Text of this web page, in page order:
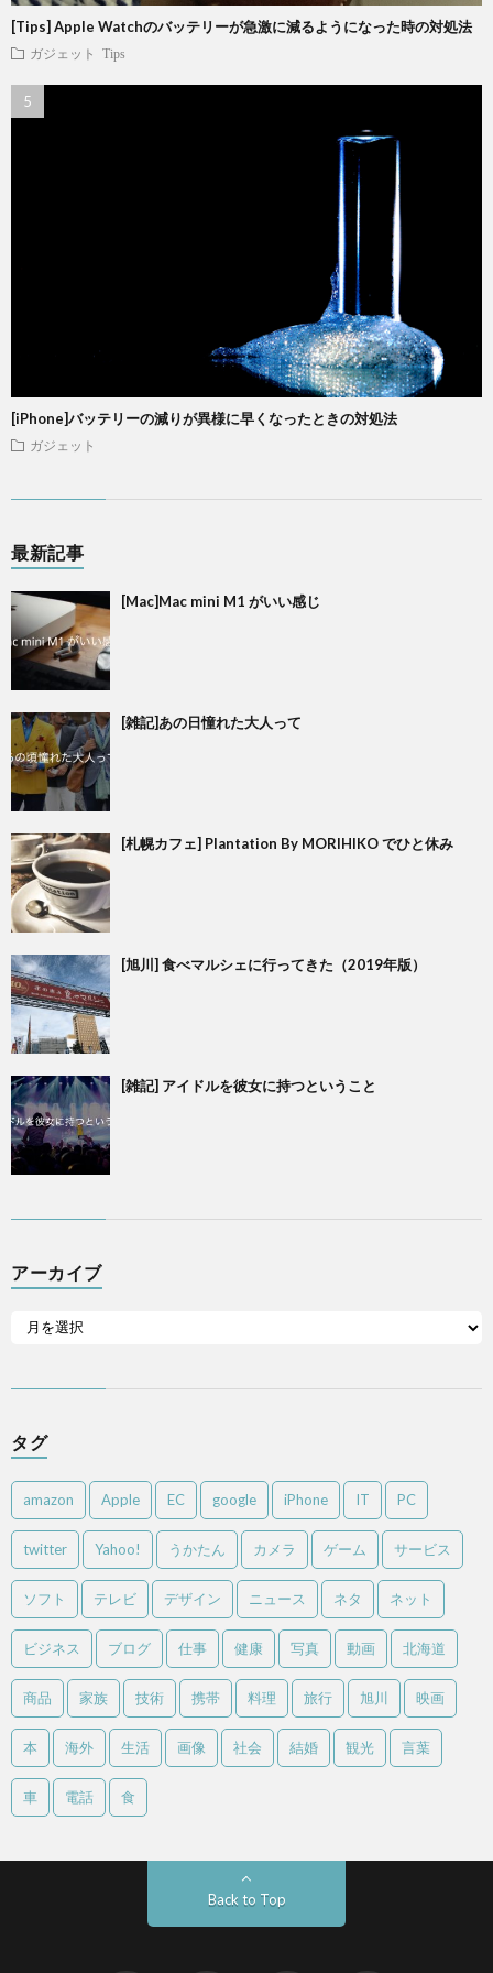
[Tips] Apple Watchのバッテリーが急激に減るようになった時の対処法
ガジェット Tips
[iPhone]バッテリーの減りが異様に早くなったときの対処法
ガジェット
最新記事
[Mac]Mac mini M1 がいい感じ
[雑記]あの日憧れた大人って
[札幌カフェ] Plantation By MORIHIKO でひと休み
[旭川] 食べマルシェに行ってきた（2019年版）
[雑記] アイドルを彼女に持つということ
アーカイブ
タグ
amazon Apple EC google iPhone IT PC
twitter Yahoo! うかたん カメラ ゲーム サービス
ソフト テレビ デザイン ニュース ネタ ネット
ビジネス ブログ 仕事 健康 写真 動画 北海道
商品 家族 技術 携帯 料理 旅行 旭川 映画
本 海外 生活 画像 社会 結婚 観光 言葉
車 電話 食
Back to Top